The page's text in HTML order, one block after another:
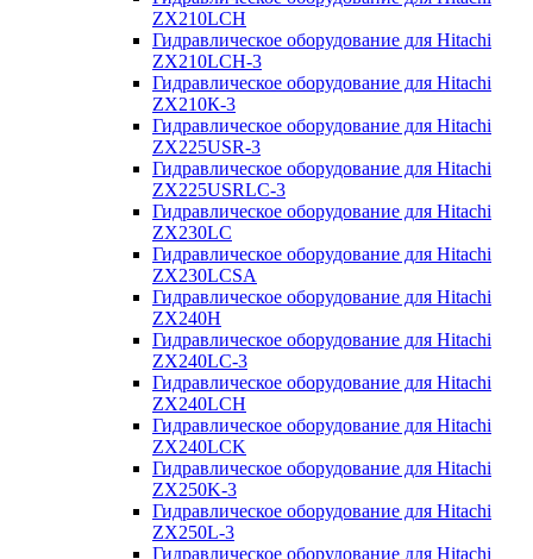
ZX210LCH
Гидравлическое оборудование для Hitachi
ZX210LCH-3
Гидравлическое оборудование для Hitachi
ZX210К-3
Гидравлическое оборудование для Hitachi
ZX225USR-3
Гидравлическое оборудование для Hitachi
ZX225USRLC-3
Гидравлическое оборудование для Hitachi
ZX230LC
Гидравлическое оборудование для Hitachi
ZX230LCSA
Гидравлическое оборудование для Hitachi
ZX240H
Гидравлическое оборудование для Hitachi
ZX240LC-3
Гидравлическое оборудование для Hitachi
ZX240LCH
Гидравлическое оборудование для Hitachi
ZX240LCK
Гидравлическое оборудование для Hitachi
ZX250K-3
Гидравлическое оборудование для Hitachi
ZX250L-3
Гидравлическое оборудование для Hitachi